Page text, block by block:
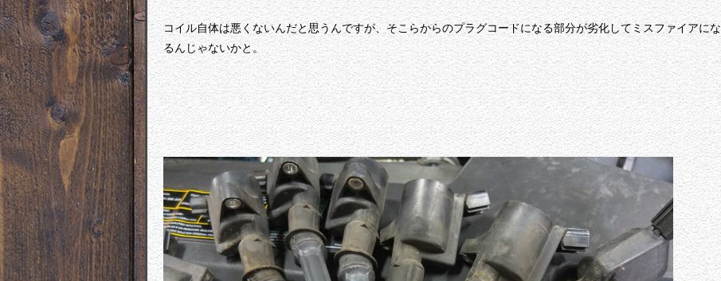
コイル自体は悪くないんだと思うんですが、そこらからのプラグコードになる部分が劣化してミスファイアにな
るんじゃないかと。